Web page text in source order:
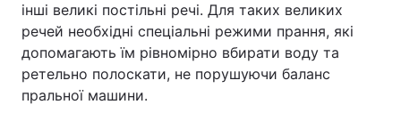
інші великі постільні речі. Для таких великих
речей необхідні спеціальні режими прання, які
допомагають їм рівномірно вбирати воду та
ретельно полоскати, не порушуючи баланс
пральної машини.